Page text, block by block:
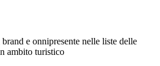
e onnipresente nelle liste delle
ambito turistico